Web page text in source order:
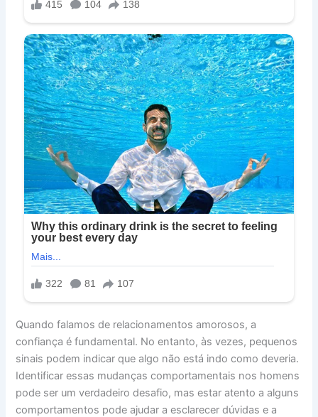
Quando falamos de relacionamentos amorosos, a
confiança é fundamental. No entanto, às vezes, pequenos
sinais podem indicar que algo não está indo como deveria.
Identificar essas mudanças comportamentais nos homens
pode ser um verdadeiro desafio, mas estar atento a alguns
comportamentos pode ajudar a esclarecer dúvidas e a